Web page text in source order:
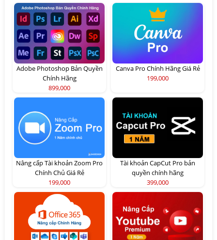
Adobe Photoshop Bản Quyền
Chính Hãng
899,000
Canva Pro Chính Hãng Giá Rẻ
199,000
Nâng cấp Tài khoản Zoom Pro
Chính Chủ Giá Rẻ
199,000
Tài khoản CapCut Pro bản
quyền chính hãng
399,000